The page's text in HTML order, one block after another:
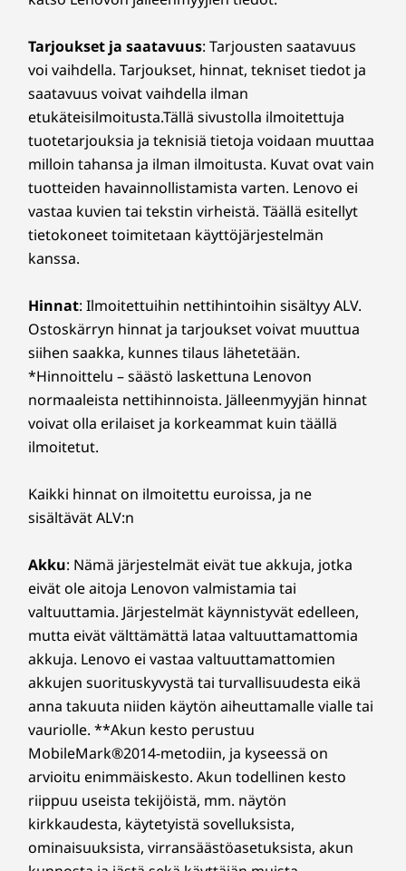
Tarjoukset ja saatavuus: Tarjousten saatavuus
voi vaihdella. Tarjoukset, hinnat, tekniset tiedot ja
saatavuus voivat vaihdella ilman
etukäteisilmoitusta.Tällä sivustolla ilmoitettuja
tuotetarjouksia ja teknisiä tietoja voidaan muuttaa
milloin tahansa ja ilman ilmoitusta. Kuvat ovat vain
tuotteiden havainnollistamista varten. Lenovo ei
vastaa kuvien tai tekstin virheistä. Täällä esitellyt
tietokoneet toimitetaan käyttöjärjestelmän
kanssa.
Hinnat: Ilmoitettuihin nettihintoihin sisältyy ALV.
Ostoskärryn hinnat ja tarjoukset voivat muuttua
siihen saakka, kunnes tilaus lähetetään.
*Hinnoittelu – säästö laskettuna Lenovon
normaaleista nettihinnoista. Jälleenmyyjän hinnat
voivat olla erilaiset ja korkeammat kuin täällä
ilmoitetut.
Kaikki hinnat on ilmoitettu euroissa, ja ne
sisältävät ALV:n
Akku: Nämä järjestelmät eivät tue akkuja, jotka
eivät ole aitoja Lenovon valmistamia tai
valtuuttamia. Järjestelmät käynnistyvät edelleen,
mutta eivät välttämättä lataa valtuuttamattomia
akkuja. Lenovo ei vastaa valtuuttamattomien
akkujen suorituskyvystä tai turvallisuudesta eikä
anna takuuta niiden käytön aiheuttamalle vialle tai
vauriolle. **Akun kesto perustuu
MobileMark®2014-metodiin, ja kyseessä on
arvioitu enimmäiskesto. Akun todellinen kesto
riippuu useista tekijöistä, mm. näytön
kirkkaudesta, käytetyistä sovelluksista,
ominaisuuksista, virransäästöasetuksista, akun